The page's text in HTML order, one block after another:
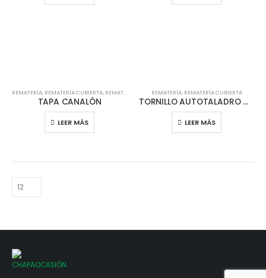
REMATERÍA, REMATERÍA CUBIERTA, REMATERÍA TEJA
TAPA CANALÓN
LEER MÁS
REMATERÍA, REMATERÍA CUBIERTA
TORNILLO AUTOTALADRO ARANDELA 55 x 80 MM
LEER MÁS